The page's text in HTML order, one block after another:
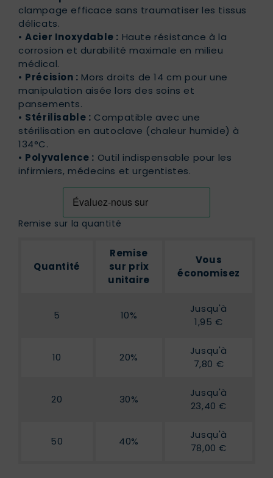
clampage efficace sans traumatiser les tissus
délicats.
•Acier Inoxydable : Haute résistance à la
corrosion et durabilité maximale en milieu
médical.
• Précision : Mors droits de 14 cm pour une
manipulation aisée lors des soins et
pansements.
• Stérilisable : Compatible avec une
stérilisation en autoclave (chaleur humide) à
134°C.
• Polyvalence : Outil indispensable pour les
infirmiers, médecins et urgentistes.
Remise sur la quantité
Quantité
Remise
sur prix
unitaire
Vous
économisez
5 10%
Jusqu'à
1,95 €
10 20%
Jusqu'à
7,80 €
20 30%
Jusqu'à
23,40 €
50 40%
Jusqu'à
78,00 €